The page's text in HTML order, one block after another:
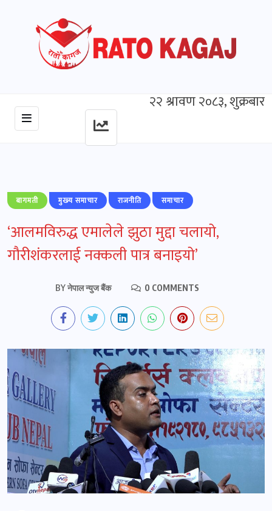
२२ श्रावण २०८३, शुक्रबार
बागमती मुख्‍य समाचार राजनीति समाचार
‘आलमविरुद्ध एमालेले झुठा मुद्दा चलायो,
गौरीशंकरलाई नक्कली पात्र बनाइयो’
BYनेपाल न्युज बैंक 0 COMMENTS